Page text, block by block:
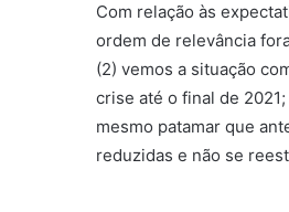
Com relação às
ordem de relevância
(2) vemos a situação
crise até o final de
mesmo patamar que
reduzidas e não se